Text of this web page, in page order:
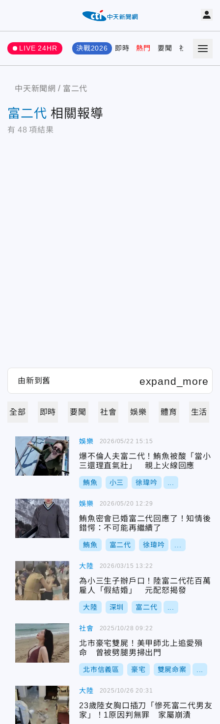
LIVE 24HR 決戰2026 即時 熱門 要聞 社會 娛樂
中天新聞網 富二代
富二代 相關報導
有 48 項結果
全部 即時 要聞 社會 娛樂 體育 生活
娛樂
爆不倫人夫富二代！鮪魚被酸「當小
三還理直氣壯」 親上火線回應
鮪魚 小三 徐瑋吟
2026/05/22 15:15
娛樂
鮪魚密會已婚富二代回應了！知情後
錯愕：不可能再繼續了
鮪魚 富二代 徐瑋吟
2026/05/20 12:29
大陸
為小三生子辦戶口！陸富二代花百萬
雇人「假結婚」 元配怒揭發
大陸 深圳 富二代
2026/03/15 13:22
社會
北市豪宅雙屍！美甲師北上追愛殞
命 曾被劈腿男掃出門
北市信義區 豪宅 雙屍命案
2025/10/28 09:22
大陸
23歲陸女胸口插刀「慘死富二代男友
家」！1原因判無罪 家屬崩潰
2025/10/26 20:31